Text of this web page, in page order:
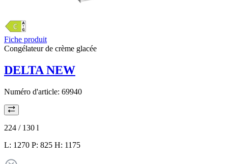
Fiche produit
Congélateur de crème glacée
DELTA NEW
Numéro d'article: 69940
224 / 130 l
L: 1270 P: 825 H: 1175